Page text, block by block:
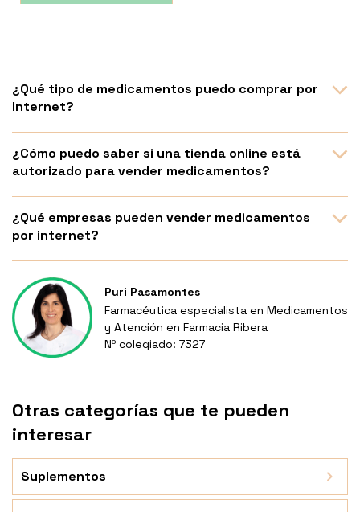
¿Qué tipo de medicamentos puedo comprar por
Internet?
¿Cómo puedo saber si una tienda online está
autorizado para vender medicamentos?
¿Qué empresas pueden vender medicamentos
por internet?
Puri Pasamontes
Farmacéutica especialista en Medicamentos
y Atención en Farmacia Ribera
Nº colegiado: 7327
Otras categorías que te pueden
interesar
Suplementos